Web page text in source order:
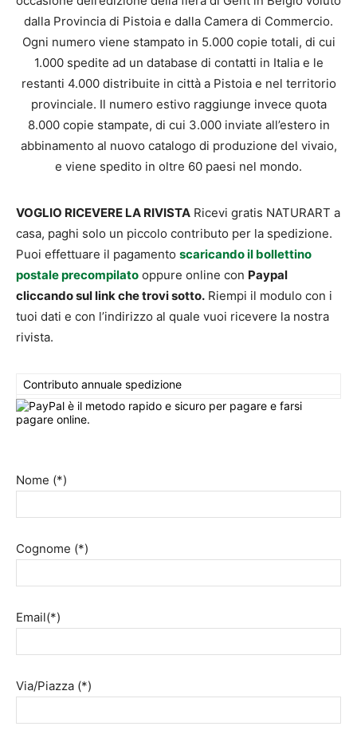
dalla Provincia di Pistoia e dalla Camera di Commercio.
Ogni numero viene stampato in 5.000 copie totali, di cui
1.000 spedite ad un database di contatti in Italia e le
restanti 4.000 distribuite in città a Pistoia e nel territorio
provinciale. Il numero estivo raggiunge invece quota
8.000 copie stampate, di cui 3.000 inviate all’estero in
abbinamento al nuovo catalogo di produzione del vivaio,
e viene spedito in oltre 60 paesi nel mondo.
VOGLIO RICEVERE LA RIVISTA Ricevi gratis NATURART a
casa, paghi solo un piccolo contributo per la spedizione.
Puoi effettuare il pagamento scaricando il bollettino
postale precompilato oppure online con Paypal
cliccando sul link che trovi sotto. Riempi il modulo con i
tuoi dati e con l’indirizzo al quale vuoi ricevere la nostra
rivista.
Contributo annuale spedizione
Nome (*)
Cognome (*)
Email(*)
Via/Piazza (*)